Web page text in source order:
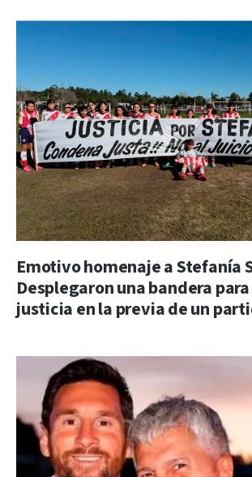
Emotivo homenaje a Stefanía
Desplegaron una bandera
justicia en la previa de un